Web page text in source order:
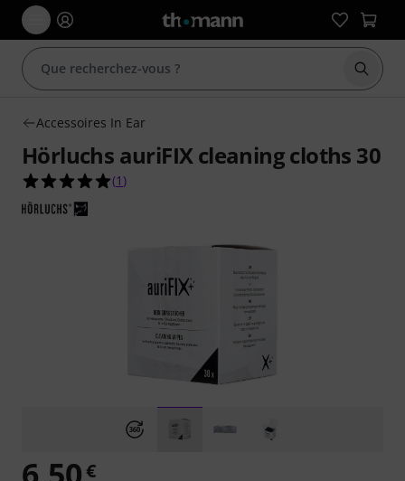
Accessoires In Ear
Hörluchs auriFIX cleaning cloths 30
5.0 étoiles sur 5 d'après 1 évaluations clients
(1 )
€